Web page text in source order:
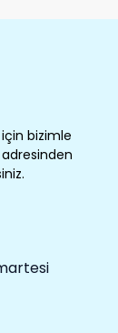
bizimle